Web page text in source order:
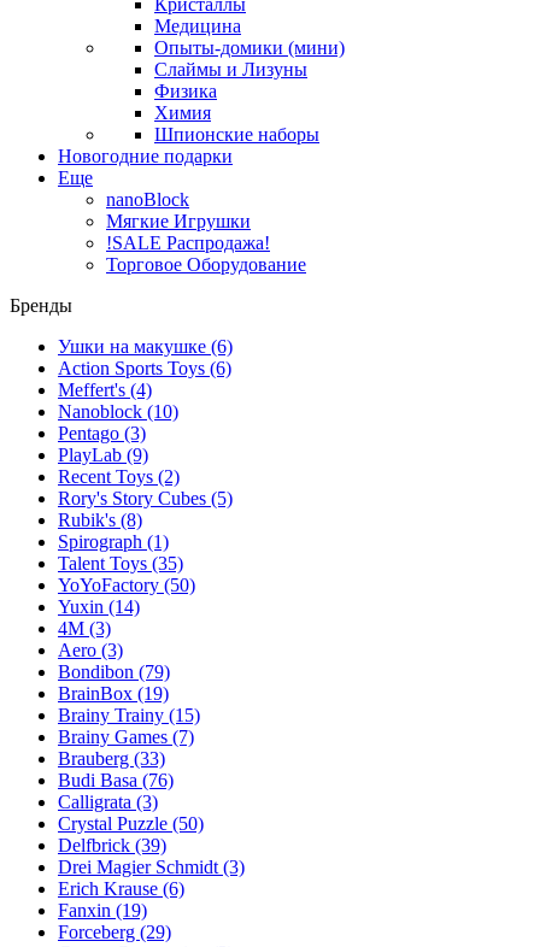
Кристаллы
Медицина
Опыты-домики (мини)
Слаймы и Лизуны
Физика
Химия
Шпионские наборы
Новогодние подарки
Еще
nanoBlock
Мягкие Игрушки
!SALE Распродажа!
Торговое Оборудование
Бренды
Ушки на макушке (6)
Action Sports Toys (6)
Meffert's (4)
Nanoblock (10)
Pentago (3)
PlayLab (9)
Recent Toys (2)
Rory's Story Cubes (5)
Rubik's (8)
Spirograph (1)
Talent Toys (35)
YoYoFactory (50)
Yuxin (14)
4M (3)
Aero (3)
Bondibon (79)
BrainBox (19)
Brainy Trainy (15)
Brainy Games (7)
Brauberg (33)
Budi Basa (76)
Calligrata (3)
Crystal Puzzle (50)
Delfbrick (39)
Drei Magier Schmidt (3)
Erich Krause (6)
Fanxin (19)
Forceberg (29)